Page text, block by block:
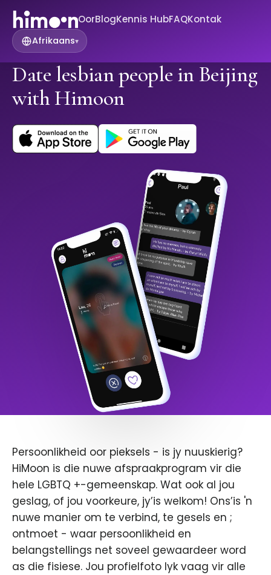
OorBlogKennis HubFAQKontak
Afrikaans▾
Date lesbian people in Beijing
with Himoon
Persoonlikheid oor pieksels - is jy nuuskierig?
HiMoon is die nuwe afspraakprogram vir die
hele LGBTQ +-gemeenskap. Wat ook al jou
geslag, of jou voorkeure, jy’is welkom! Ons’is 'n
nuwe manier om te verbind, te gesels en ;
ontmoet - waar persoonlikheid en
belangstellings net soveel gewaardeer word
as die fisiese. Jou profielfoto lyk vaag vir alle